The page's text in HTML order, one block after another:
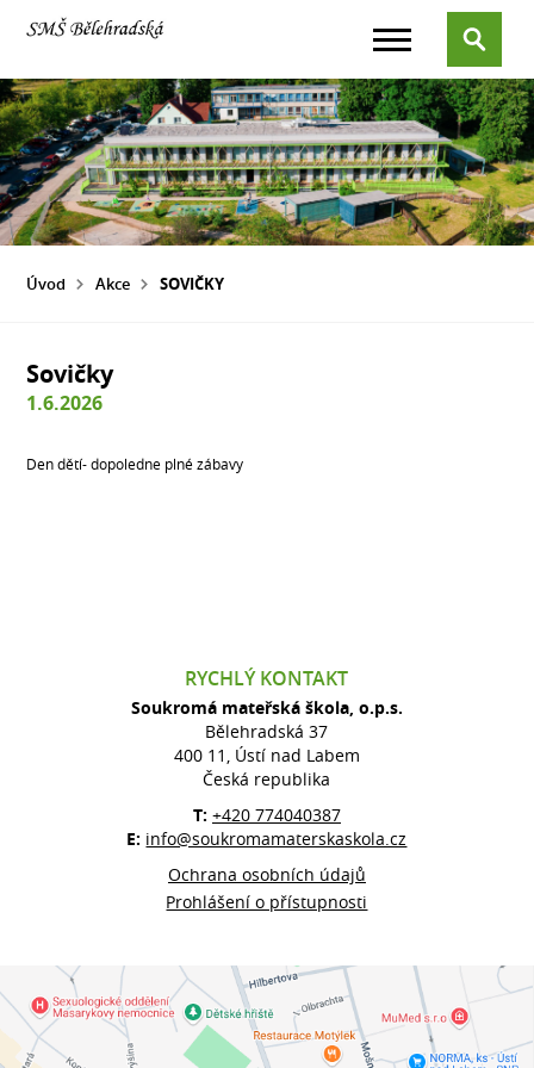
Úvod Akce SOVIČKY
Sovičky
1.6.2026
Den dětí- dopoledne plné zábavy
RYCHLÝ KONTAKT
Soukromá mateřská škola, o.p.s.
Bělehradská 37
400 11, Ústí nad Labem
Česká republika
T: +420 774040387
E: info@soukromamaterskaskola.cz
Ochrana osobních údajů
Prohlášení o přístupnosti